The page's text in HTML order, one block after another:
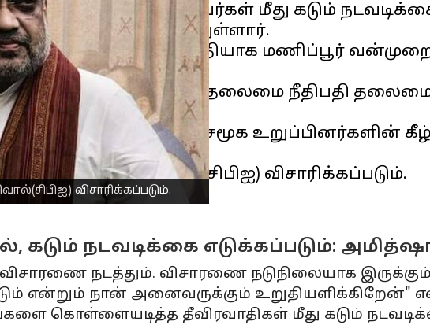
விசாரிக்கப்படும்.
ஒப்படைக்காதவர்கள் மீது கடும் நடவடிக்கை
1) எச்சரிக்கை விடுத்துள்ளார்.
திட்டத்தின் ஒரு பகுதியாக மணிப்பூர்
விசாரிக்க ஓய்வுபெற்ற தலைமை நீதிபதி
சிங் மற்றும் சிவில் சமூக உறுப்பினர்களின்
நடவடிக்கை எடுக்கப்படும்:
விசாரணை நடத்தும். விசாரணை நடுநிலையாக
நான் அனைவருக்கும் உறுதியளிக்கிறேன்"
கொள்ளையடித்த தீவிரவாதிகள் மீது கடும்